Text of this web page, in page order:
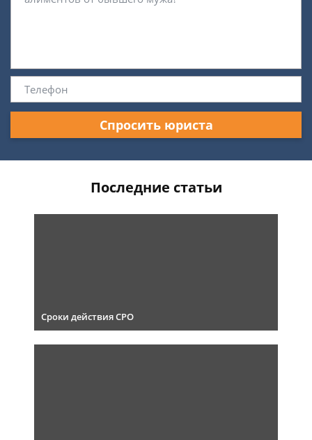
Спросить юриста
Последние статьи
Сроки действия СРО